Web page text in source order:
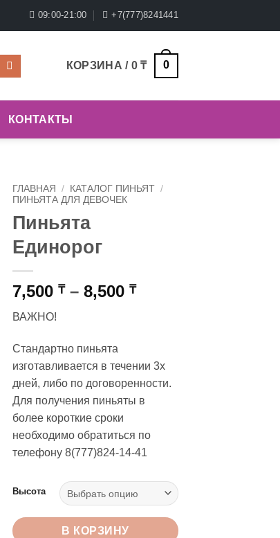
09:00-21:00 +7(777)8241441
КОРЗИНА / 0₸ 0
КОНТАКТЫ
ГЛАВНАЯ / КАТАЛОГ ПИНЬЯТ /
ПИНЬЯТА ДЛЯ ДЕВОЧЕК
Пиньята
Единорог
7,500 ₸ – 8,500 ₸Диапазон
8,500 ₸
ВАЖНО!
Стандартно пиньята
изготавливается в течении 3х
дней, либо по договоренности.
Для получения пиньяты в
более короткие сроки
необходимо обратиться по
телефону 8(777)824-14-41
Высота
В КОРЗИНУ